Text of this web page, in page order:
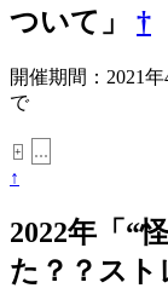
ついて」 †
開催期間：2021
で
+
...
↑
2022年「“
た？？スト